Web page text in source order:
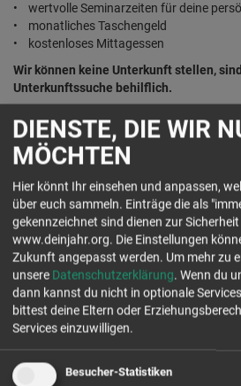
• wertvolle Seminarzeiten für deine
• monatliches Taschengeld
• kostenloses Mittagessen
Wir können keine Unterkunft stellen,
Unterkunftssuche behilflich.
DEIN KONTAKT
Christliche Kita am Mühlensee
Lindenallee 65
16727 Oberkrämer
Tel.: 03304 2063400
www.kitamuehlensee.de
Jetzt Kontakt aufnehmen
freie Plätze Jahrgang 26/27
freie Plätze Jahrgang 27/28
DIENSTE, DIE WIR
MÖCHTEN
Hier könnt Ihr einsehen und anpassen,
über euch sammeln. Einträge die als
gekennzeichnet sind dienen zur
www.deinjahr.org. Die Einstellungen
Zukunft angepasst werden. Um mehr zu
unsere Datenschutzerklärung. Wenn du
dann kannst du nicht in optionale
bittest deine Eltern oder
Services einzuwilligen.
Besucher-Statistiken